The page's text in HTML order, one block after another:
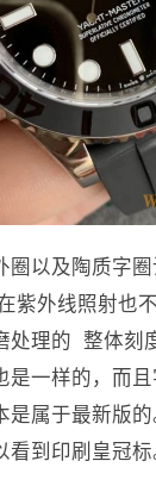
圈以及陶质字
紫外线照射也
处理的 整体刻
是一样的，而
是属于最新版
到印刷皇冠标